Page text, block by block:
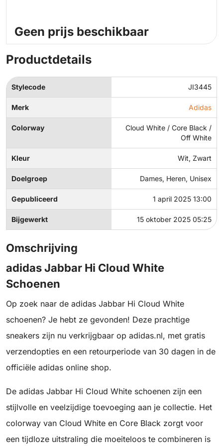
Geen prijs beschikbaar
Productdetails
Stylecode JI3445
Merk Adidas
Colorway
Cloud White / Core Black /
Off White
Kleur Wit, Zwart
Doelgroep Dames, Heren, Unisex
Gepubliceerd 1 april 2025 13:00
Bijgewerkt 15 oktober 2025 05:25
Omschrijving
adidas Jabbar Hi Cloud White
Schoenen
Op zoek naar de adidas Jabbar Hi Cloud White
schoenen? Je hebt ze gevonden! Deze prachtige
sneakers zijn nu verkrijgbaar op adidas.nl, met gratis
verzendopties en een retourperiode van 30 dagen in de
officiële adidas online shop.
De adidas Jabbar Hi Cloud White schoenen zijn een
stijlvolle en veelzijdige toevoeging aan je collectie. Het
colorway van Cloud White en Core Black zorgt voor
een tijdloze uitstraling die moeiteloos te combineren is